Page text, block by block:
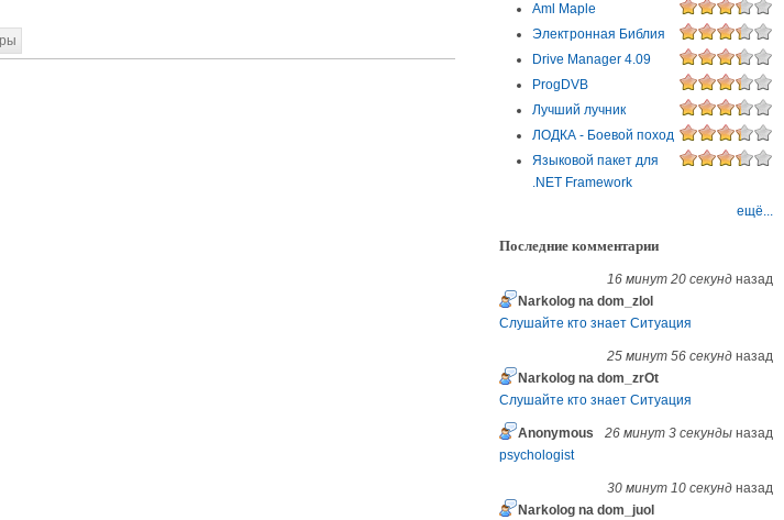
Aml Maple
Электронная Библия
Drive Manager 4.09
ProgDVB
Лучший лучник
ЛОДКА - Боевой поход
Языковой пакет для
.NET Framework
ещё...
Последние комментарии
16 минут 20 секундназад
Narkolog na dom_zlol
Слушайте кто знает Ситуация
25 минут 56 секундназад
Narkolog na dom_zrOt
Слушайте кто знает Ситуация
26 минут 3 секундыназад
Anonymous
psychologist
30 минут 10 секундназад
Narkolog na dom_juol